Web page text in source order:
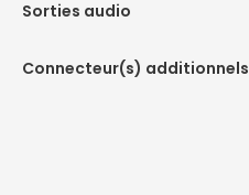
Sorties audio
Connecteur(s) additionnels